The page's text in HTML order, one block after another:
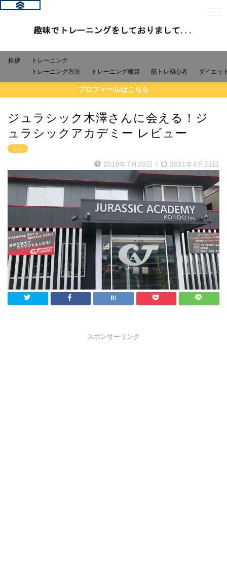
挨拶
トレーニング
トレーニング方法
トレーニング種目 筋トレ初心者 ダイエッ
プロフィールはこちら
ジュラシック木澤さんに会える！ジ
ュラシックアカデミー レビュー
ジム
2019年7月20日 / 2021年4月22日
スポンサーリンク